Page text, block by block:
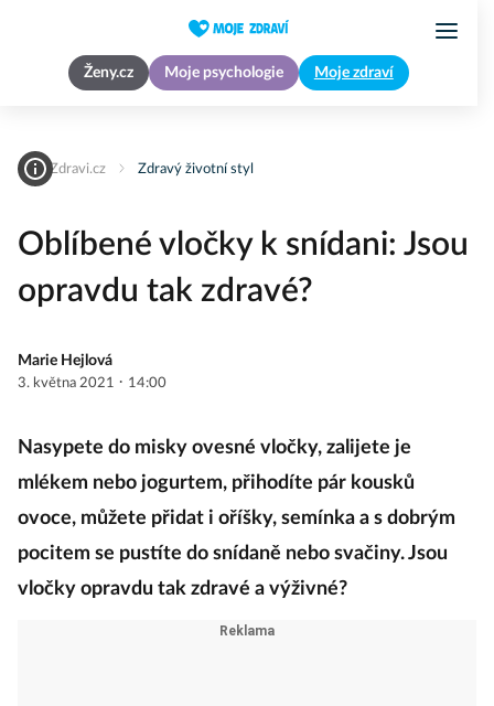
Ženy.cz Moje psychologie Moje zdraví
MojeZdravi.cz Zdravý životní styl
Oblíbené vločky k snídani: Jsou
opravdu tak zdravé?
Marie Hejlová
3. května 2021 · 14:00
Nasypete do misky ovesné vločky, zalijete je
mlékem nebo jogurtem, přihodíte pár kousků
ovoce, můžete přidat i oříšky, semínka a s dobrým
pocitem se pustíte do snídaně nebo svačiny. Jsou
vločky opravdu tak zdravé a výživné?